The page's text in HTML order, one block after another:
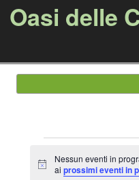
Oasi delle
Eventi
28
Febbraio,
Notice
Nessun eventi in
aiprossimi eventi in